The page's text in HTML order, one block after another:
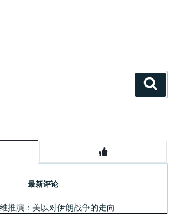
最新评论
推演：美以对伊朗战争的走向